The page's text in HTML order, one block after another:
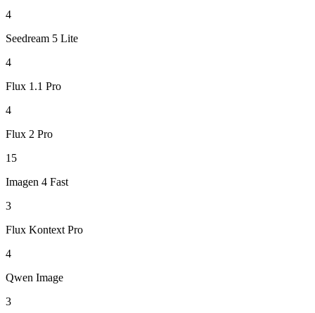
4
Seedream 5 Lite
4
Flux 1.1 Pro
4
Flux 2 Pro
15
Imagen 4 Fast
3
Flux Kontext Pro
4
Qwen Image
3